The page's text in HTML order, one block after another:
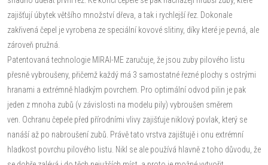
zajišťují úbytek většího množství dřeva, a tak i rychlejší řez. Dokonale
zakřivená čepel je vyrobena ze speciální kovové slitiny, díky které je pevná, ale
zároveň pružná.
Patentovaná technologie MIRAI-ME zaručuje, že jsou zuby pilového listu
přesně vybroušeny, přičemž každý má 3 samostatné řezné plochy s ostrými
hranami a extrémně hladkým povrchem. Pro optimální odvod pilin je pak
jeden z mnoha zubů (v závislosti na modelu pily) vybroušen směrem
ven. Ochranu čepele před přírodními vlivy zajišťuje niklový povlak, který se
nanáší až po nabroušení zubů. Právě tato vrstva zajištujě i onu extrémní
hladkost povrchu pilového listu. Nikl se ale používá hlavně z toho důvodu, že